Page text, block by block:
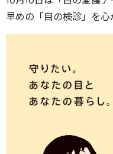
早めの「目の検診」を心